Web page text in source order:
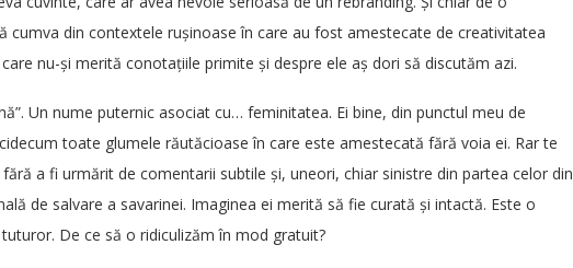
cumva din contextele rușinoase în care au fost amestecate de creativitatea
nu-și merită conotațiile primite și despre ele aș dori să discutăm azi.
Un nume puternic asociat cu… feminitatea. Ei bine, din punctul meu de
toate glumele răutăcioase în care este amestecată fără voia ei. Rar te
a fi urmărit de comentarii subtile și, uneori, chiar sinistre din partea celor din
de salvare a savarinei. Imaginea ei merită să fie curată și intactă. Este o
De ce să o ridiculizăm în mod gratuit?